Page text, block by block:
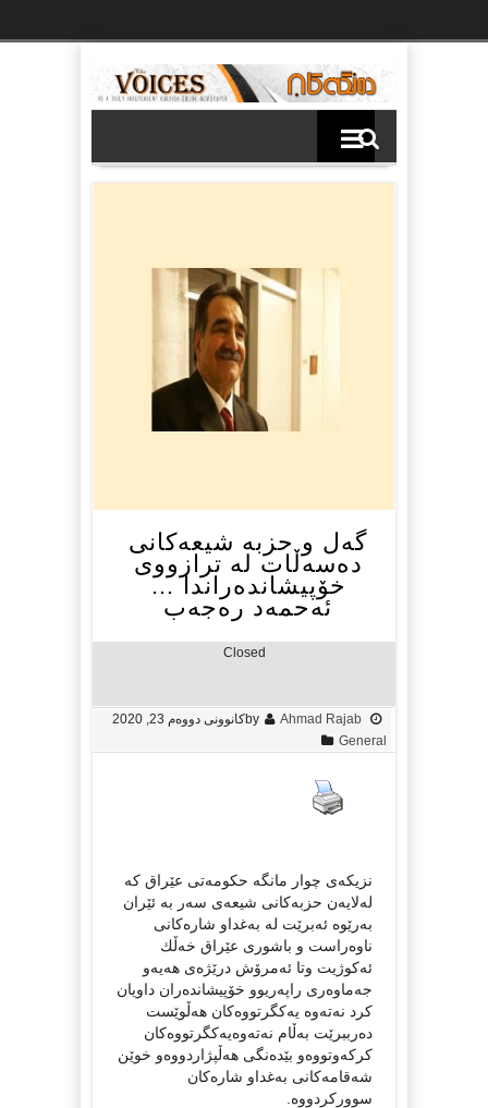
گه‌ل و حزبه‌ شیعه‌كانی
ده‌سه‌ڵات له‌ ترازووی
خۆپیشانده‌راندا …
ئه‌حمه‌د ره‌جه‌ب
Closed
by Ahmad Rajab
کانوونی دووەم 23, 2020
General
نزیكه‌ی چوار مانگه‌ حكومه‌تی عێراق كه‌
له‌لایه‌ن حزبه‌كانی شیعه‌ی سه‌ر به‌ ئێران
به‌رێوه‌ ئه‌برێت له‌ به‌غداو شاره‌كانی
ناوه‌راست و باشوری عێراق خه‌ڵك
ئه‌كوژیت وتا ئه‌مرۆش درێژه‌ی هه‌یه‌و
جه‌ماوه‌ری راپه‌ریوو خۆپیشانده‌ران داویان
كرد نه‌ته‌وه‌ یه‌كگرتووه‌كان هه‌ڵوێست
ده‌رببرێت به‌ڵام نه‌ته‌وه‌یه‌كگرتووه‌كان
كركه‌وتووه‌و بێده‌نگی هه‌ڵپژاردووه‌و خوێن
شه‌قامه‌كانی به‌غداو شاره‌كان
سووركردووه‌.